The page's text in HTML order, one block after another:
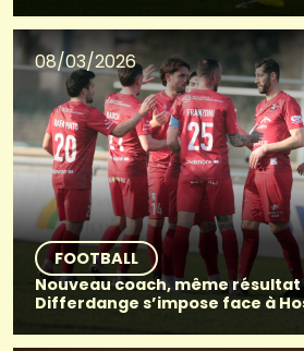
08/03/2026
FOOTBALL
Nouveau coach, même résultat
Differdange s’impose face à